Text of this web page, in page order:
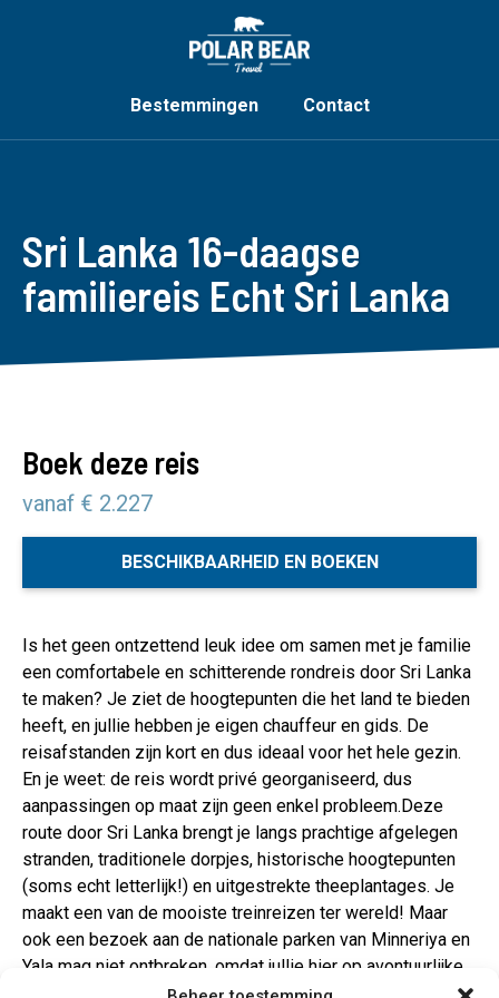
Bestemmingen Contact
Sri Lanka 16-daagse
familiereis Echt Sri Lanka
Boek deze reis
vanaf € 2.227
BESCHIKBAARHEID EN BOEKEN
Is het geen ontzettend leuk idee om samen met je familie
een comfortabele en schitterende rondreis door Sri Lanka
te maken? Je ziet de hoogtepunten die het land te bieden
heeft, en jullie hebben je eigen chauffeur en gids. De
reisafstanden zijn kort en dus ideaal voor het hele gezin.
En je weet: de reis wordt privé georganiseerd, dus
aanpassingen op maat zijn geen enkel probleem.Deze
route door Sri Lanka brengt je langs prachtige afgelegen
stranden, traditionele dorpjes, historische hoogtepunten
(soms echt letterlijk!) en uitgestrekte theeplantages. Je
maakt een van de mooiste treinreizen ter wereld! Maar
ook een bezoek aan de nationale parken van Minneriya en
Yala mag niet ontbreken, omdat jullie hier op avontuurlijke
jeep safari’s nog olifanten, wilde zwijnen, waterbuffels,